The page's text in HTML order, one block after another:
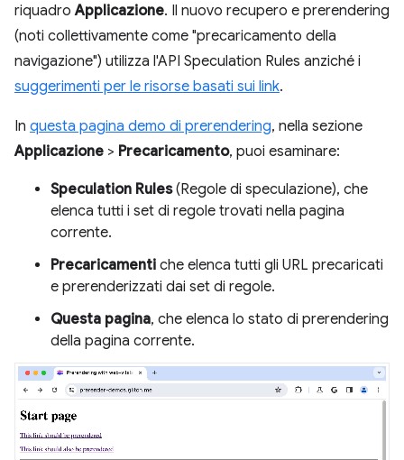
riquadroApplicazione. Il nuovo recupero e prerendering
(noti collettivamente come "precaricamento della
navigazione") utilizza l'API Speculation Rules anziché i
suggerimenti per le risorse basati sui link.
In questa pagina demo di prerendering, nella sezione
Applicazione > Precaricamento, puoi esaminare:
Speculation Rules(Regole di speculazione), che
elenca tutti i set di regole trovati nella pagina
corrente.
Precaricamenti che elenca tutti gli URL precaricati
e prerenderizzati dai set di regole.
Questa pagina, che elenca lo stato di prerendering
della pagina corrente.